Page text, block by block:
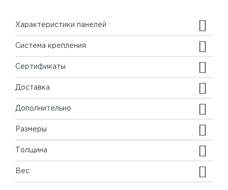
Характеристики панелей
Система крепления
Сертификаты
Доставка
Дополнительно
Размеры
Толщина
Вес